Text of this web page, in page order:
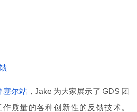
塞尔站，Jake 为大家展示了 GDS 团
质量的各种创新性的反馈技术。